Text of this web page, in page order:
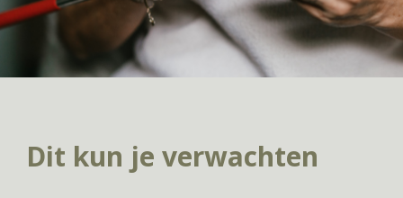
Dit kun je verwachten